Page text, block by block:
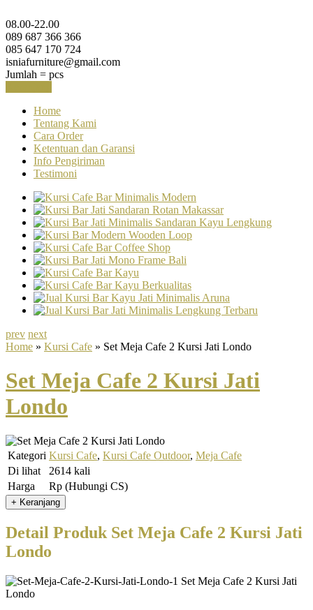
08.00-22.00
089 687 366 366
085 647 170 724
isniafurniture@gmail.com
Jumlah = pcs
Home
Tentang Kami
Cara Order
Ketentuan dan Garansi
Info Pengiriman
Testimoni
prev next
Home » Kursi Cafe » Set Meja Cafe 2 Kursi Jati Londo
Set Meja Cafe 2 Kursi Jati
Londo
Kategori Kursi Cafe, Kursi Cafe Outdoor, Meja Cafe
Di lihat
2614 kali
Harga
Rp (Hubungi CS)
Detail Produk Set Meja Cafe 2 Kursi Jati
Londo